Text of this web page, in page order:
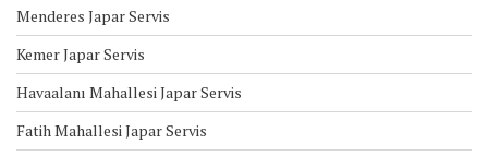
Menderes Japar Servis
Kemer Japar Servis
Havaalanı Mahallesi Japar Servis
Fatih Mahallesi Japar Servis